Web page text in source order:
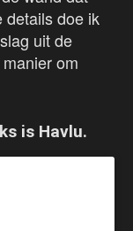
details doe ik
uit de
om
is Havlu.